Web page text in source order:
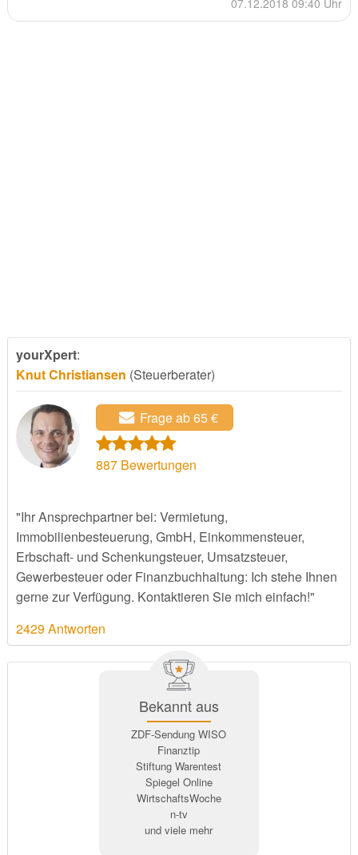
07.12.2018 09:40 Uhr
yourXpert:
Knut Christiansen (Steuerberater)
Frage ab 65 €
887Bewertungen
"Ihr Ansprechpartner bei: Vermietung,
Immobilienbesteuerung, GmbH, Einkommensteuer,
Erbschaft- und Schenkungsteuer, Umsatzsteuer,
Gewerbesteuer oder Finanzbuchhaltung: Ich stehe Ihnen
gerne zur Verfügung. Kontaktieren Sie mich einfach!"
2429 Antworten
Bekannt aus
ZDF-Sendung WISO
Finanztip
Stiftung Warentest
Spiegel Online
WirtschaftsWoche
n-tv
und viele mehr